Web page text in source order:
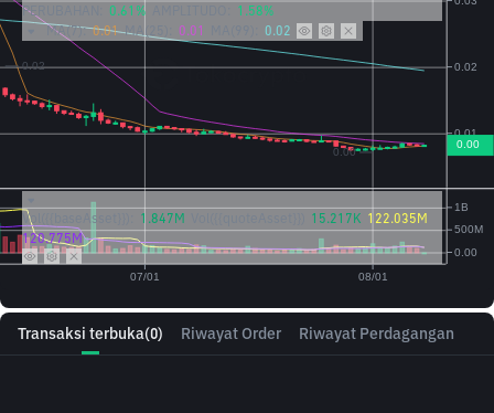
Transaksi terbuka(0) Riwayat Order Riwayat Perdagangan
PERUBAHAN:
0.61%
1.58%
MA(7): 0.01 MA(25): 0.01 0.02
Vol({{baseAsset}}): 1.847M 15.217K 122.035M
120.775M